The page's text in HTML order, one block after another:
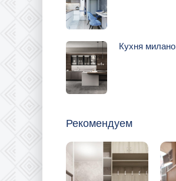
Кухня милано
Рекомендуем